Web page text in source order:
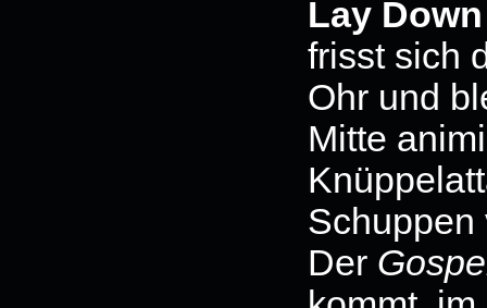
Lay
frisst sich
Ohr und
Mitte
Schuppen
Der